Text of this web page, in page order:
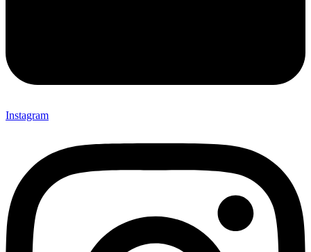
Instagram